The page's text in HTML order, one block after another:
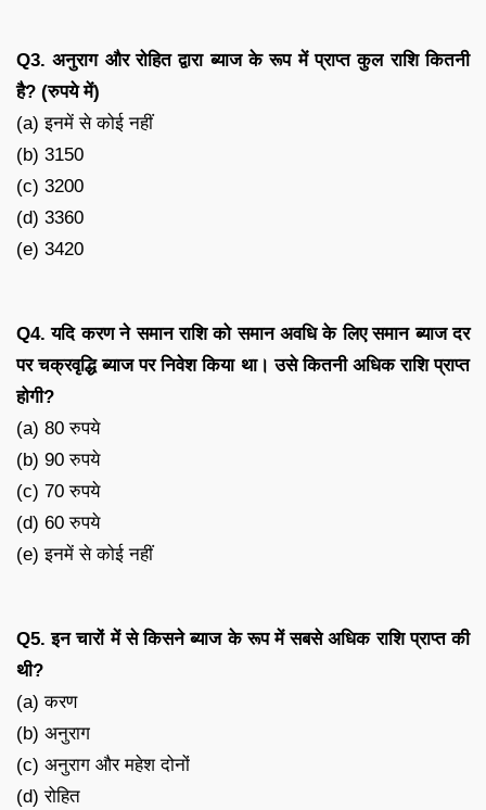
Q3. अनुराग और रोहित द्वारा ब्याज के रूप में प्राप्त कुल राशि कितनी
है? (रुपये में)
(a) इनमें से कोई नहीं
(b) 3150
(c) 3200
(d) 3360
(e) 3420
Q4. यदि करण ने समान राशि को समान अवधि के लिए समान ब्याज दर
पर चक्रवृद्धि ब्याज पर निवेश किया था। उसे कितनी अधिक राशि प्राप्त
होगी?
(a) 80 रुपये
(b) 90 रुपये
(c) 70 रुपये
(d) 60 रुपये
(e) इनमें से कोई नहीं
Q5. इन चारों में से किसने ब्याज के रूप में सबसे अधिक राशि प्राप्त की
थी?
(a) करण
(b) अनुराग
(c) अनुराग और महेश दोनों
(d) रोहित